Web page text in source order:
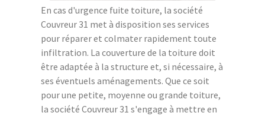
En cas d'urgence fuite toiture, la société
Couvreur 31 met à disposition ses services
pour réparer et colmater rapidement toute
infiltration. La couverture de la toiture doit
être adaptée à la structure et, si nécessaire, à
ses éventuels aménagements. Que ce soit
pour une petite, moyenne ou grande toiture,
la société Couvreur 31 s'engage à mettre en